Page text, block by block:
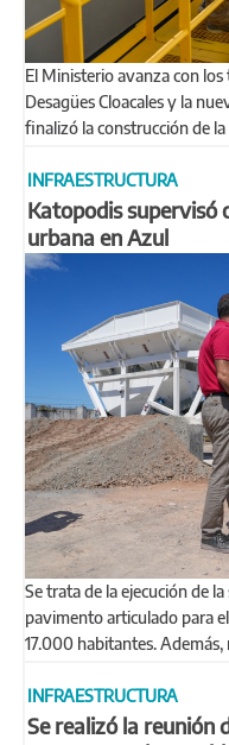
El Ministerio avanza con los trabajos en la Planta Depuradora de
Desagües Cloacales y la
finalizó la construcción de la
INFRAESTRUCTURA
Katopodis supervisó
urbana en Azul
Se trata de la ejecución de la segunda etapa de la construcción de
pavimento articulado para
17.000 habitantes.
INFRAESTRUCTURA
Se realizó la reunión